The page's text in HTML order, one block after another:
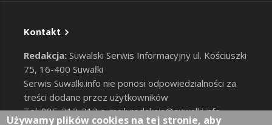
Kontakt
Redakcja: Suwalski Serwis Informacyjny ul. Kościuszki
75, 16-400 Suwałki
Serwis Suwalki.info nie ponosi odpowiedzialności za
treści dodane przez użytkowników
Tel: 885-212-212 e-mail:redakcja@suwalki.info,
Używamy plików cookies na tej stronie, aby